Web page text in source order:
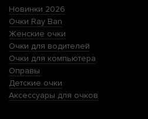
Новинки 2026
Очки Ray Ban
Женские очки
Очки для водителей
Очки для компьютера
Оправы
Детские очки
Аксессуары для очков